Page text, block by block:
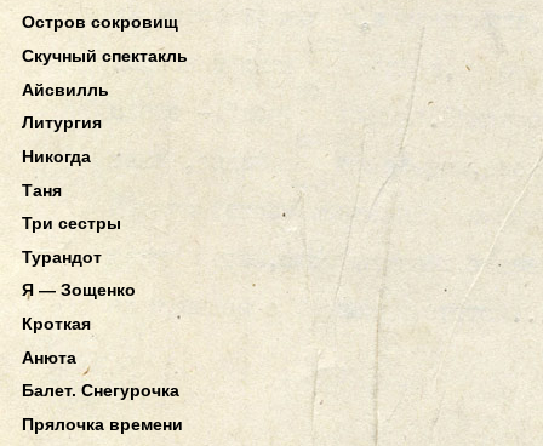
Остров сокровищ
Скучный спектакль
Айсвилль
Литургия
Никогда
Таня
Три сестры
Турандот
Я — Зощенко
Кроткая
Анюта
Балет. Снегурочка
Прялочка времени